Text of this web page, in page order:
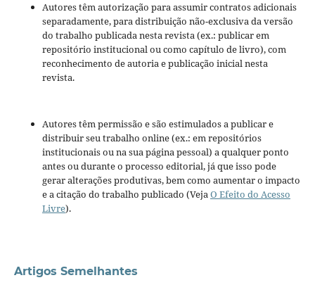
Autores têm autorização para assumir contratos adicionais
separadamente, para distribuição não-exclusiva da versão
do trabalho publicada nesta revista (ex.: publicar em
repositório institucional ou como capítulo de livro), com
reconhecimento de autoria e publicação inicial nesta
revista.
Autores têm permissão e são estimulados a publicar e
distribuir seu trabalho online (ex.: em repositórios
institucionais ou na sua página pessoal) a qualquer ponto
antes ou durante o processo editorial, já que isso pode
gerar alterações produtivas, bem como aumentar o impacto
e a citação do trabalho publicado (VejaO Efeito do Acesso
Livre).
Artigos Semelhantes